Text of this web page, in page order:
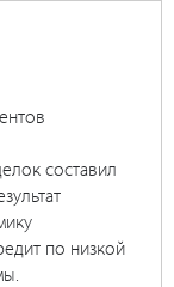
составил
по низкой